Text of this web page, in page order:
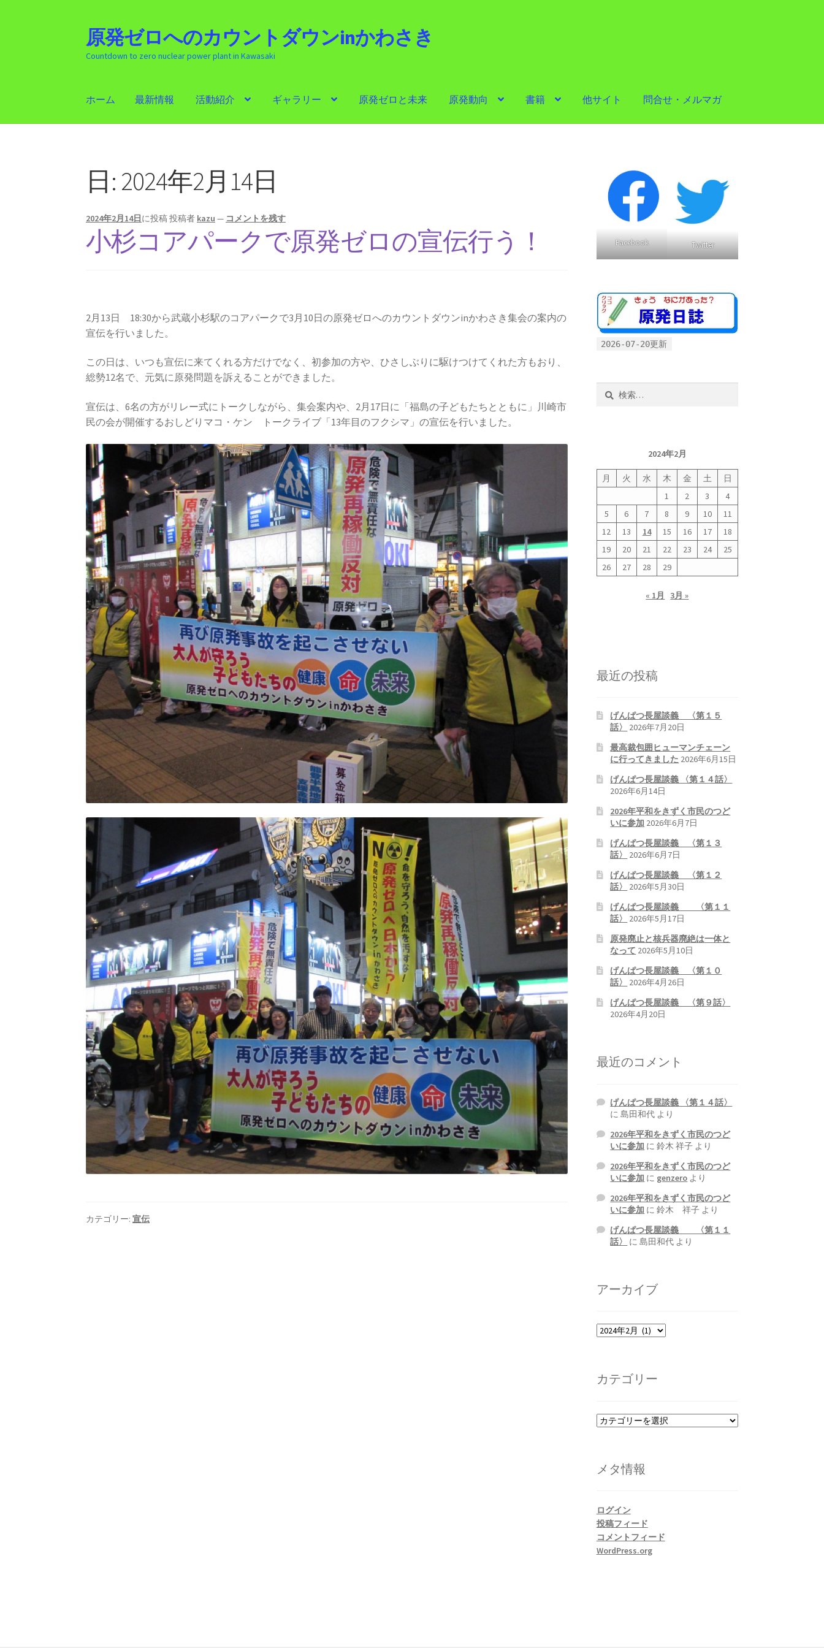
ナ
ビ
ゲ
シ
ン
キ
ッ
コ
ン
テ
ツ
ス
プ
原発ゼロへのカウントダウンinかわさき
Countdown to zero nuclear power plant in Kawasaki
ホーム 最新情報 活動紹介 ギャラリー 原発ゼロと未来 原発動向 書籍 他サイト 問合せ・メルマガ
日: 2024年2月14日
2024年2月14日に投稿投稿者 kazu — コメントを残す
小杉コアパークで原発ゼロの宣伝行う！
2月13日 18:30から武蔵小杉駅のコアパークで3月10日の原発ゼロへのカウントダウンinかわさき集会の案内の
宣伝を行いました。
この日は、いつも宣伝に来てくれる方だけでなく、初参加の方や、ひさしぶりに駆けつけてくれた方もおり、
総勢12名で、元気に原発問題を訴えることができました。
宣伝は、6名の方がリレー式にトークしながら、集会案内や、2月17日に「福島の子どもたちとともに」川崎市
民の会が開催するおしどりマコ・ケン トークライブ「13年目のフクシマ」の宣伝を行いました。
カテゴリー:宣伝
Facebook Twitter
2026-07-20更新
2024年2月
月 火 水 木 金 土
日
1
2 3
4
5
6 7 8 9 10
11
12
13 14 15 16 17
18
19
20 21 22 23 24
25
26
27 28 29
« 1月 3月 »
最近の投稿
げんぱつ長屋談義 〈第１５
話〉
2026年7月20日
最高裁包囲ヒューマンチェーン
に行ってきました 2026年6月15日
げんぱつ長屋談義 〈第１４話〉
2026年6月14日
2026年平和をきずく市民のつど
いに参加 2026年6月7日
げんぱつ長屋談義 〈第１３
話〉
2026年6月7日
げんぱつ長屋談義 〈第１２
話〉
2026年5月30日
げんぱつ長屋談義 〈第１１
話〉
2026年5月17日
原発廃止と核兵器廃絶は一体と
なって 2026年5月10日
げんぱつ長屋談義 〈第１０
話〉
2026年4月26日
げんぱつ長屋談義 〈第９話〉
2026年4月20日
最近のコメント
げんぱつ長屋談義 〈第１４話〉
に島田和代 より
2026年平和をきずく市民のつど
いに参加 に鈴木 祥子 より
2026年平和をきずく市民のつど
いに参加 に genzero より
2026年平和をきずく市民のつど
いに参加 に鈴木 祥子 より
げんぱつ長屋談義 〈第１１
話〉
に島田和代 より
アーカイブ
ア
ブ
カテゴリー
カ
ー
メタ情報
ログイン
投稿フィード
コメントフィード
WordPress.org